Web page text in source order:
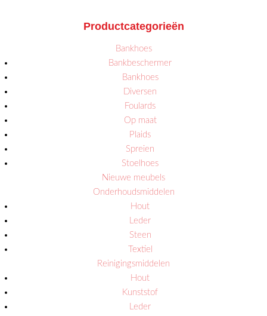
Productcategorieën
Bankhoes
Bankbeschermer
Bankhoes
Diversen
Foulards
Op maat
Plaids
Spreien
Stoelhoes
Nieuwe meubels
Onderhoudsmiddelen
Hout
Leder
Steen
Textiel
Reinigingsmiddelen
Hout
Kunststof
Leder